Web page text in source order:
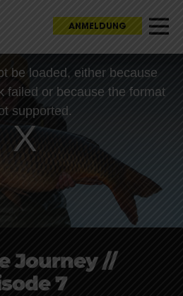
ANMELDUNG
be loaded, either because
failed or because the format
supported.
Journey //
7